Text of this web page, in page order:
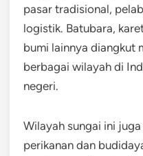
pasar tradisional,
logistik. Batubara,
bumi lainnya diangkut
berbagai wilayah di
negeri.
Wilayah sungai ini
perikanan dan